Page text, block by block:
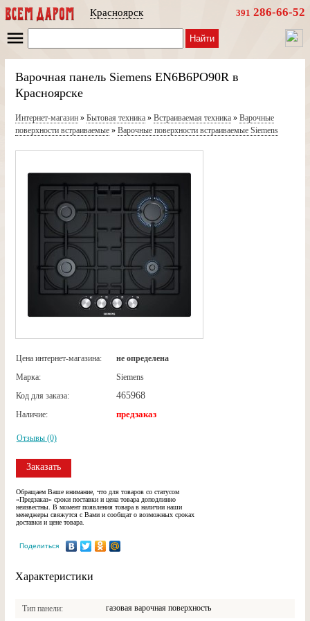
Красноярск 391 286-66-52
Найти
Варочная панель Siemens EN6B6PO90R в
Красноярске
Интернет-магазин» Бытовая техника» Встраиваемая техника» Варочные
поверхности встраиваемые» Варочные поверхности встраиваемые Siemens
Цена интернет-магазина:
не определена
Марка:
Siemens
Код для заказа:
465968
Наличие: предзаказ
Отзывы (0)
Заказать
Обращаем Ваше внимание, что для товаров со статусом
«Предзаказ» сроки поставки и цена товара доподлинно
неизвестны. В момент появления товара в наличии наши
менеджеры свяжутся с Вами и сообщат о возможных сроках
доставки и цене товара.
Поделиться
Характеристики
Тип панели газовая варочная поверхность